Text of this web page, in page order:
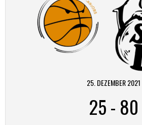
25. DEZEMBER 2021
25- 80